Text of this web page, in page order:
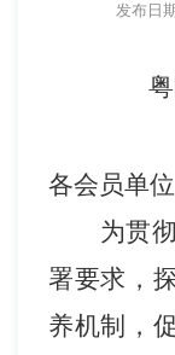
发布日
各会员单位
为贯
署要求，
养机制，